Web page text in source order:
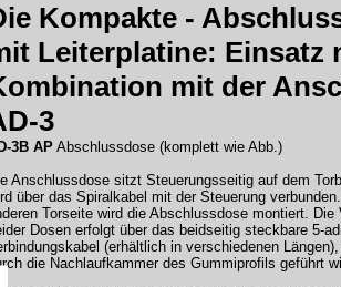
Kompakte -
Leiterplatine: Einsatz
mit der
3
3B APAbschlussdose (komplett wie Abb.)
Anschlussdose sitzt Steuerungsseitig auf dem
über das Spiralkabel mit der Steuerung
Torseite wird die Abschlussdose montiert. Die
Dosen erfolgt über das beidseitig steckbare 5-
(erhältlich in verschiedenen
die Nachlaufkammer des Gummiprofils geführt